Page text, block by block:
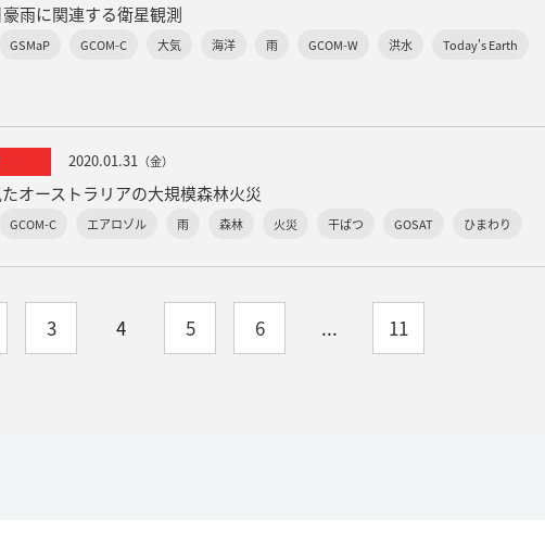
雨に関連する衛星観測
GSMaP GCOM-C 大気 海洋 雨 GCOM-W 洪水 Today's Earth
2020.01.31 （金）
オーストラリアの大規模森林火災
GCOM-C エアロゾル 雨 森林 火災 干ばつ GOSAT ひまわり
3 4 5 6 ... 11